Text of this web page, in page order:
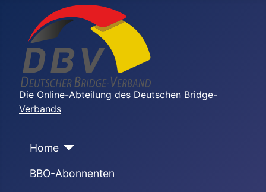
Die Online-Abteilung des Deutschen Bridge-
Verbands
Home
BBO-Abonnenten